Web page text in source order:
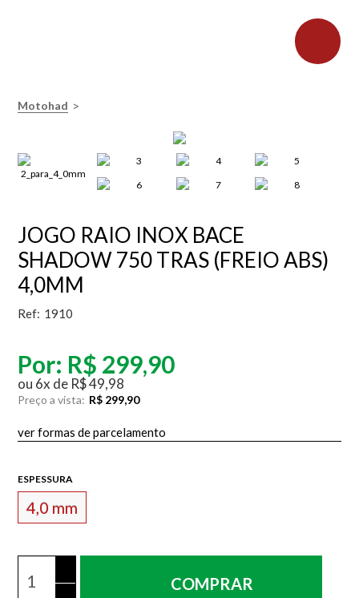
Motohad >
JOGO RAIO INOX BACE
SHADOW 750 TRAS (FREIO ABS)
4,0MM
Ref: 1910
Por: R$ 299,90
ou 6x de R$ 49,98
Preço a vista: R$ 299,90
ver formas de parcelamento
ESPESSURA
4,0 mm
COMPRAR